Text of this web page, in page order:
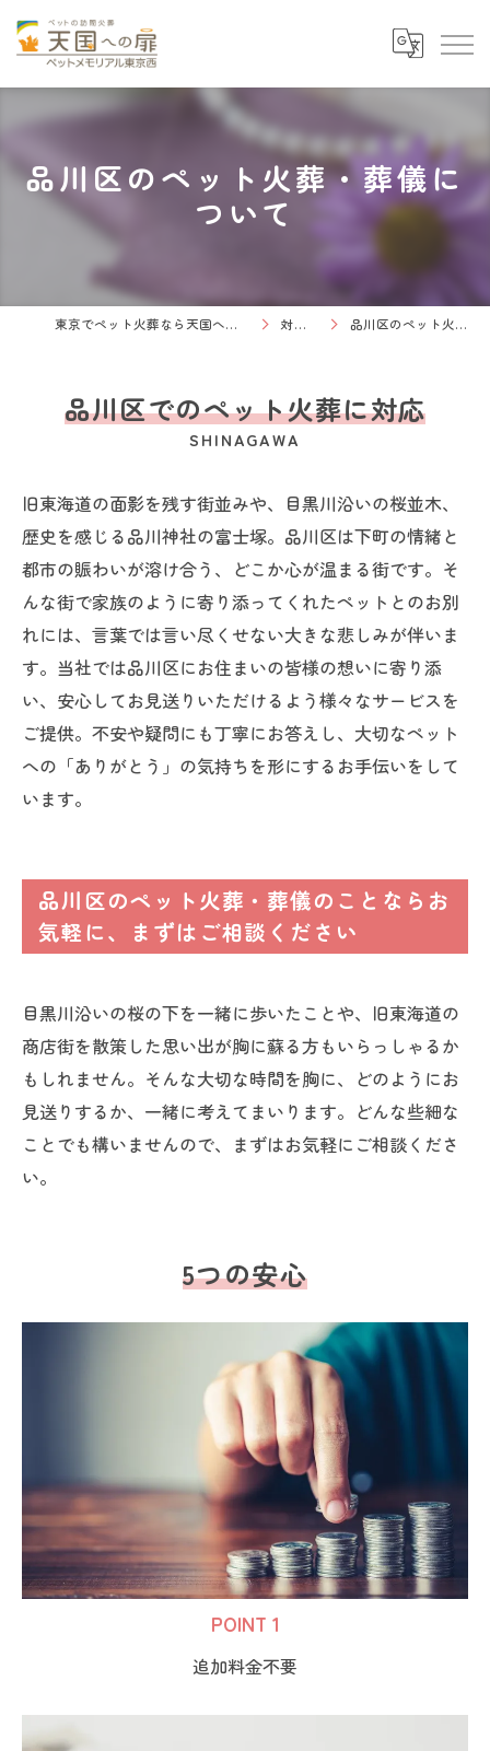
品川区のペット火葬・葬儀に
ついて
東京でペット火葬なら天国への扉 ペットメモリアル東京西 対応エリア 品川区のペット火葬・葬儀について
品川区でのペット火葬に対応
SHINAGAWA
旧東海道の面影を残す街並みや、目黒川沿いの桜並木、
歴史を感じる品川神社の富士塚。品川区は下町の情緒と
都市の賑わいが溶け合う、どこか心が温まる街です。そ
んな街で家族のように寄り添ってくれたペットとのお別
れには、言葉では言い尽くせない大きな悲しみが伴いま
す。当社では品川区にお住まいの皆様の想いに寄り添
い、安心してお見送りいただけるよう様々なサービスを
ご提供。不安や疑問にも丁寧にお答えし、大切なペット
への「ありがとう」の気持ちを形にするお手伝いをして
います。
品川区のペット火葬・葬儀のことならお
気軽に、まずはご相談ください
目黒川沿いの桜の下を一緒に歩いたことや、旧東海道の
商店街を散策した思い出が胸に蘇る方もいらっしゃるか
もしれません。そんな大切な時間を胸に、どのようにお
見送りするか、一緒に考えてまいります。どんな些細な
ことでも構いませんので、まずはお気軽にご相談くださ
い。
5つの安心
POINT 1
追加料金不要